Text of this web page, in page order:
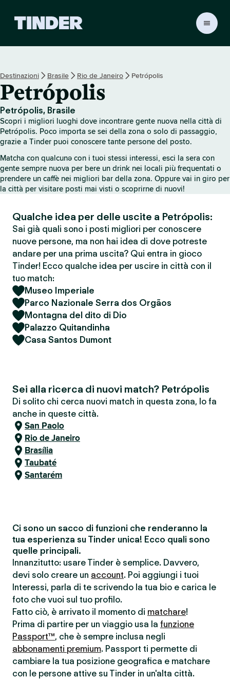
i
T
i
d
e
r
Destinazioni Brasile Rio de Janeiro Petrópolis
Petrópolis
Petrópolis, Brasile
Scopri i migliori luoghi dove incontrare gente nuova nella città di
Petrópolis. Poco importa se sei della zona o solo di passaggio,
grazie a Tinder puoi conoscere tante persone del posto.
Matcha con qualcunə con i tuoi stessi interessi, esci la sera con
gente sempre nuova per bere un drink nei locali più frequentati o
prendere un caffè nei migliori bar della zona. Oppure vai in giro per
la città per visitare posti mai visti o scoprirne di nuovi!
Qualche idea per delle uscite a Petrópolis:
Sai già quali sono i posti migliori per conoscere
nuove persone, ma non hai idea di dove potreste
andare per una prima uscita? Qui entra in gioco
Tinder! Ecco qualche idea per uscire in città con il
tuo match:
Museo Imperiale
Parco Nazionale Serra dos Orgãos
Montagna del dito di Dio
Palazzo Quitandinha
Casa Santos Dumont
Sei alla ricerca di nuovi match? Petrópolis
Di solito chi cerca nuovi match in questa zona, lo fa
anche in queste città.
San Paolo
Rio de Janeiro
Brasília
Taubaté
Santarém
Ci sono un sacco di funzioni che renderanno la
tua esperienza su Tinder unica! Ecco quali sono
quelle principali.
Innanzitutto: usare Tinder è semplice. Davvero,
devi solo creare un account. Poi aggiungi i tuoi
Interessi, parla di te scrivendo la tua bio e carica le
foto che vuoi sul tuo profilo.
Fatto ciò, è arrivato il momento di matchare!
Prima di partire per un viaggio usa la funzione
Passport™, che è sempre inclusa negli
abbonamenti premium. Passport ti permette di
cambiare la tua posizione geografica e matchare
con le persone attive su Tinder in un'alta città.